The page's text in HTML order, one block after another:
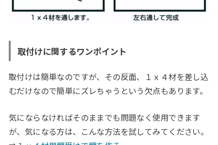
取付けに関するワンポイント
取付けは簡単なのですが、その反面、１ｘ４材を差し込
むだけなので簡単にズレちゃうという欠点もあります。
気にならなければそのままでも問題なく使用できます
が、気になる方は、こんな方法を試してみてください。